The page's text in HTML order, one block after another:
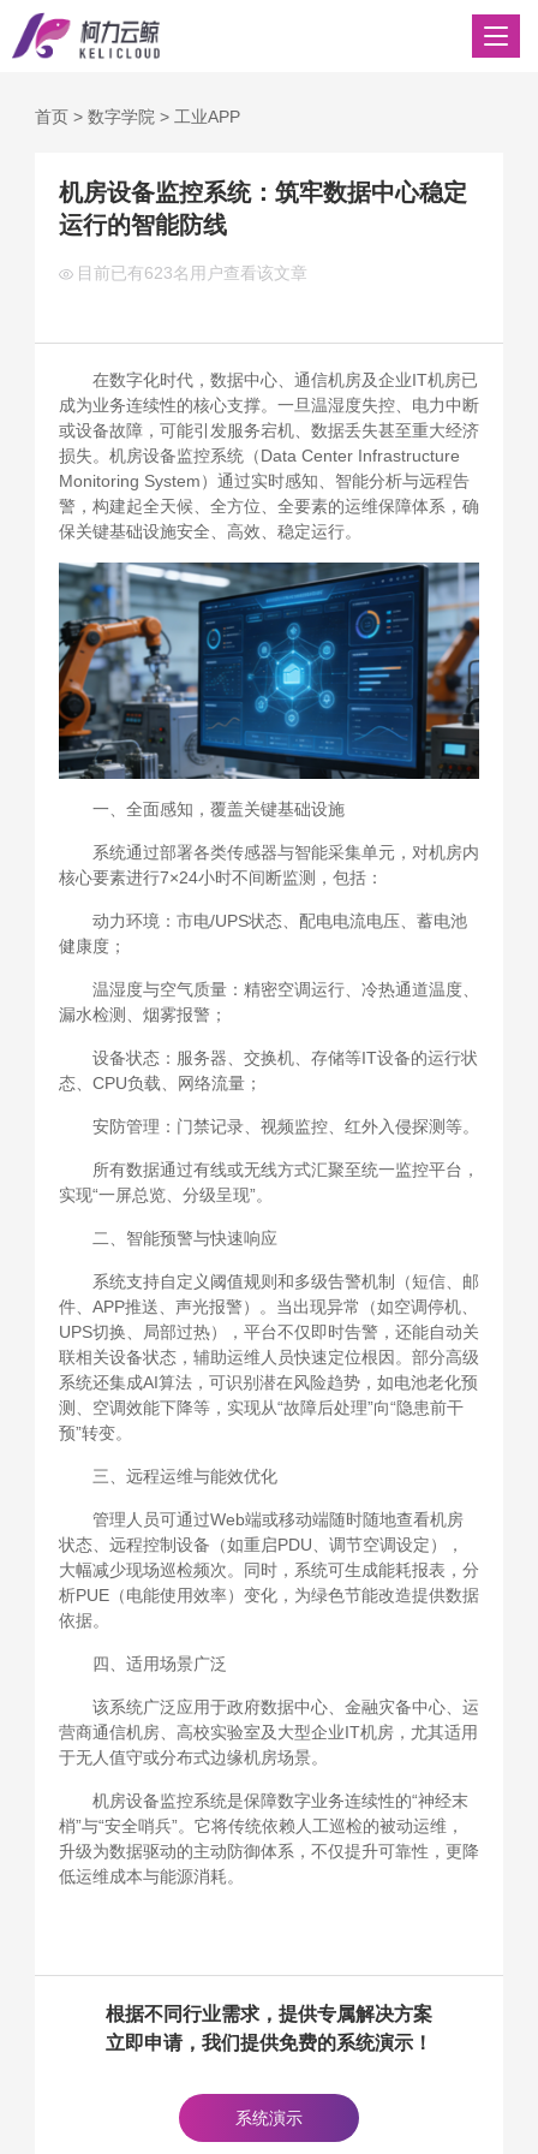
首页> 数字学院 > 工业APP
机房设备监控系统：筑牢数据中心稳定
运行的智能防线
目前已有623名用户查看该文章
在数字化时代，数据中心、通信机房及企业IT机房已
成为业务连续性的核心支撑。一旦温湿度失控、电力中断
或设备故障，可能引发服务宕机、数据丢失甚至重大经济
损失。机房设备监控系统（Data Center Infrastructure
Monitoring System）通过实时感知、智能分析与远程告
警，构建起全天候、全方位、全要素的运维保障体系，确
保关键基础设施安全、高效、稳定运行。
一、全面感知，覆盖关键基础设施
系统通过部署各类传感器与智能采集单元，对机房内
核心要素进行7×24小时不间断监测，包括：
动力环境：市电/UPS状态、配电电流电压、蓄电池
健康度；
温湿度与空气质量：精密空调运行、冷热通道温度、
漏水检测、烟雾报警；
设备状态：服务器、交换机、存储等IT设备的运行状
态、CPU负载、网络流量；
安防管理：门禁记录、视频监控、红外入侵探测等。
所有数据通过有线或无线方式汇聚至统一监控平台，
实现“一屏总览、分级呈现”。
二、智能预警与快速响应
系统支持自定义阈值规则和多级告警机制（短信、邮
件、APP推送、声光报警）。当出现异常（如空调停机、
UPS切换、局部过热），平台不仅即时告警，还能自动关
联相关设备状态，辅助运维人员快速定位根因。部分高级
系统还集成AI算法，可识别潜在风险趋势，如电池老化预
测、空调效能下降等，实现从“故障后处理”向“隐患前干
预”转变。
三、远程运维与能效优化
管理人员可通过Web端或移动端随时随地查看机房
状态、远程控制设备（如重启PDU、调节空调设定），
大幅减少现场巡检频次。同时，系统可生成能耗报表，分
析PUE（电能使用效率）变化，为绿色节能改造提供数据
依据。
四、适用场景广泛
该系统广泛应用于政府数据中心、金融灾备中心、运
营商通信机房、高校实验室及大型企业IT机房，尤其适用
于无人值守或分布式边缘机房场景。
机房设备监控系统是保障数字业务连续性的“神经末
梢”与“安全哨兵”。它将传统依赖人工巡检的被动运维，
升级为数据驱动的主动防御体系，不仅提升可靠性，更降
低运维成本与能源消耗。
根据不同行业需求，提供专属解决方案
立即申请，我们提供免费的系统演示！
系统演示